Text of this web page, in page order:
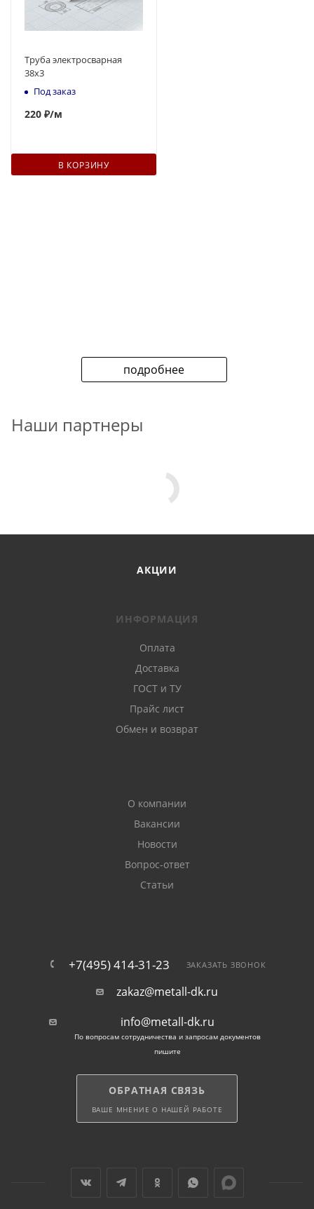
Труба электросварная
38x3
Под заказ
220 ₽/м
В КОРЗИНУ
подробнее
Наши партнеры
АКЦИИ
ИНФОРМАЦИЯ
Оплата
Доставка
ГОСТ и ТУ
Прайс лист
Обмен и возврат
О компании
Вакансии
Новости
Вопрос-ответ
Статьи
+7(495) 414-31-23 ЗАКАЗАТЬ ЗВОНОК
zakaz@metall-dk.ru
info@metall-dk.ru
По вопросам сотрудничества и запросам документов
пишите
ОБРАТНАЯ СВЯЗЬ
ВАШЕ МНЕНИЕ О НАШЕЙ РАБОТЕ